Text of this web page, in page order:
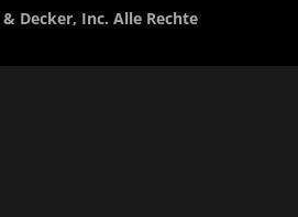
Decker, Inc. Alle Rechte